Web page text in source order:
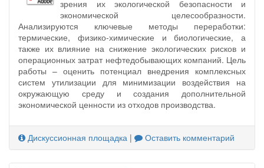
зрения их экологической безопасности и
экономической целесообразности.
Анализируются ключевые методы переработки:
термические, физико-химические и биологические, а
также их влияние на снижение экологических рисков и
операционных затрат нефтедобывающих компаний. Цель
работы – оценить потенциал внедрения комплексных
систем утилизации для минимизации воздействия на
окружающую среду и создания дополнительной
экономической ценности из отходов производства.
Дискуссионная площадка | Оставить комментарий